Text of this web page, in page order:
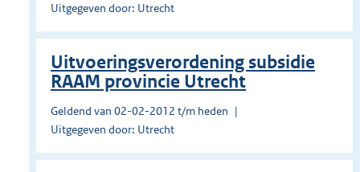
Uitgegeven door: Utrecht
Uitvoeringsverordening subsidie
RAAM provincie Utrecht
Geldend van 02-02-2012 t/m heden
Uitgegeven door: Utrecht